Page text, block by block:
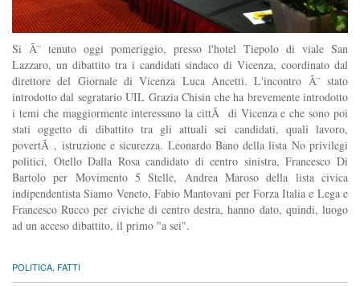
Si Ã¨ tenuto oggi pomeriggio, presso l'hotel Tiepolo di viale San
Lazzaro, un dibattito tra i candidati sindaco di Vicenza, coordinato dal
direttore del Giornale di Vicenza Luca Ancetti. L'incontro Ã¨ stato
introdotto dal segratario UIL Grazia Chisin che ha brevemente introdotto
i temi che maggiormente interessano la cittÃ di Vicenza e che sono poi
stati oggetto di dibattito tra gli attuali sei candidati, quali lavoro,
povertÃ , istruzione e sicurezza. Leonardo Bano della lista No privilegi
politici, Otello Dalla Rosa candidato di centro sinistra, Francesco Di
Bartolo per Movimento 5 Stelle, Andrea Maroso della lista civica
indipendentista Siamo Veneto, Fabio Mantovani per Forza Italia e Lega e
Francesco Rucco per civiche di centro destra, hanno dato, quindi, luogo
ad un acceso dibattito, il primo "a sei".
POLITICA FATTI